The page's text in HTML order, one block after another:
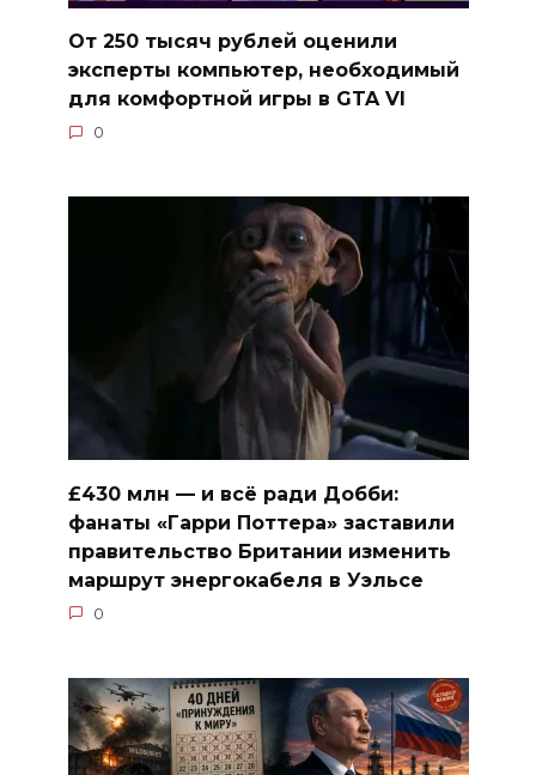
От 250 тысяч рублей оценили
эксперты компьютер, необходимый
для комфортной игры в GTA VI
0
£430 млн — и всё ради Добби:
фанаты «Гарри Поттера» заставили
правительство Британии изменить
маршрут энергокабеля в Уэльсе
0